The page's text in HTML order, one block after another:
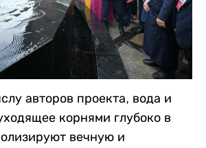
авторов проекта, вода и
корнями глубоко в
вечную и